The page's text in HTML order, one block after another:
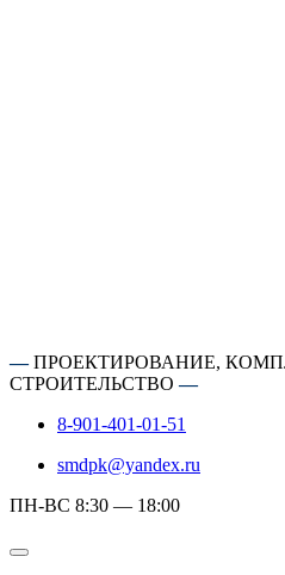
—ПРОЕКТИРОВАНИЕ,
СТРОИТЕЛЬСТВО—
8-901-401-01-51
smdpk@yandex.ru
ПН-ВС 8:30 — 18:00